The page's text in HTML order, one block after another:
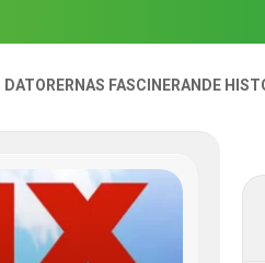
DATORERNAS FASCINERANDE